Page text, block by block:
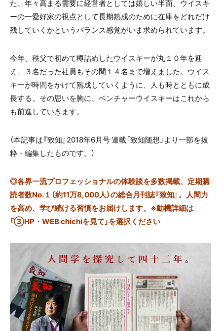
た、年々高まる需要に経営者としては嬉しい半面、ウイスキ
ーの一愛好家の視点として長期熟成のために在庫をどれだけ
残していくかというバランス感覚がいま求められています。
今年、秩父で初めて樽詰めしたウイスキーが丸１０年を迎
え、３名だった社員もその間１４名まで増えました。ウイス
キーが時間をかけて熟成していくように、人も時とともに成
長する。その思いを胸に、ベンチャーウイスキーはこれから
も前進していきます。
（本記事は『致知』2018年6月号 連載「致知随想」より一部を抜
粋・編集したものです。 ）
◎各界一流プロフェッショナルの体験談を多数掲載、定期購
読者数No.１（約11万8,000人）の総合月刊誌『致知』。人間力
を高め、学び続ける習慣をお届けします。※動機詳細は
「③HP・WEB chichiを見て」を選択ください